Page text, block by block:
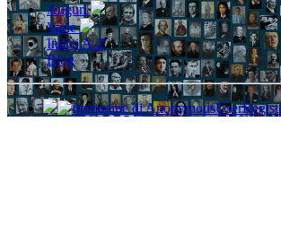
Auguri
Varie
Indici A-Z
Blog